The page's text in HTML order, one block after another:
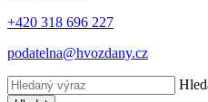
+420 318 696 227
podatelna@hvozdany.cz